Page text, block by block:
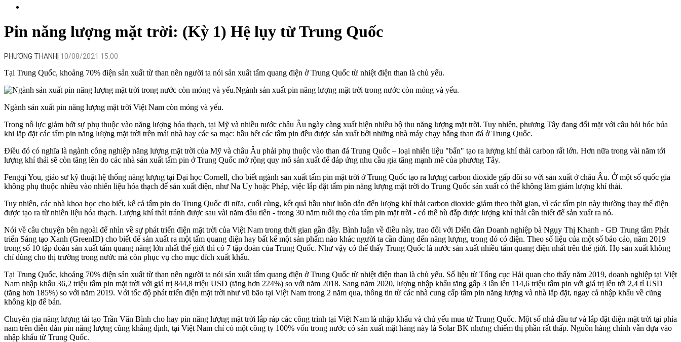
Pin năng lượng mặt trời: (Kỳ 1) Hệ lụy từ Trung Quốc
PHƯƠNG THANH 10/08/2021 15:00
Tại Trung Quốc, khoảng 70% điện sản xuất từ than nên người ta nói sản xuất tấm quang điện ở Trung Quốc từ nhiệt điện than là chủ yếu.
Ngành sản xuất pin năng lượng mặt trời Việt Nam còn mỏng và yếu.
Trong nỗ lực giảm bớt sự phụ thuộc vào năng lượng hóa thạch, tại Mỹ và nhiều nước châu Âu ngày càng xuất hiện nhiều bộ thu năng lượng mặt trời. Tuy nhiên, phương Tây đang đối mặt với câu hỏi hóc búa
khi lắp đặt các tấm pin năng lượng mặt trời trên mái nhà hay các sa mạc: hầu hết các tấm pin đều được sản xuất bởi những nhà máy chạy bằng than đá ở Trung Quốc.
Điều đó có nghĩa là ngành công nghiệp năng lượng mặt trời của Mỹ và châu Âu phải phụ thuộc vào than đá Trung Quốc – loại nhiên liệu "bẩn" tạo ra lượng khí thải carbon rất lớn. Hơn nữa trong vài năm tới
lượng khí thải sẽ còn tăng lên do các nhà sản xuất tấm pin ở Trung Quốc mở rộng quy mô sản xuất để đáp ứng nhu cầu gia tăng mạnh mẽ của phương Tây.
Fengqi You, giáo sư kỹ thuật hệ thống năng lượng tại Đại học Cornell, cho biết ngành sản xuất tấm pin mặt trời ở Trung Quốc tạo ra lượng carbon dioxide gấp đôi so với sản xuất ở châu Âu. Ở một số quốc gia
không phụ thuộc nhiều vào nhiên liệu hóa thạch để sản xuất điện, như Na Uy hoặc Pháp, việc lắp đặt tấm pin năng lượng mặt trời do Trung Quốc sản xuất có thể không làm giảm lượng khí thải.
Tuy nhiên, các nhà khoa học cho biết, kể cả tấm pin do Trung Quốc đi nữa, cuối cùng, kết quả hầu như luôn dẫn đến lượng khí thải carbon dioxide giảm theo thời gian, vì các tấm pin này thường thay thế điện
được tạo ra từ nhiên liệu hóa thạch. Lượng khí thải tránh được sau vài năm đầu tiên - trong 30 năm tuổi thọ của tấm pin mặt trời - có thể bù đắp được lượng khí thải cần thiết để sản xuất ra nó.
Nói về câu chuyện bên ngoài để nhìn về sự phát triển điện mặt trời của Việt Nam trong thời gian gần đây. Bình luận về điều này, trao đổi với Diễn đàn Doanh nghiệp bà Ngụy Thị Khanh - GĐ Trung tâm Phát
triển Sáng tạo Xanh (GreenID) cho biết để sản xuất ra một tấm quang điện hay bất kể một sản phẩm nào khác người ta cần dùng đến năng lượng, trong đó có điện. Theo số liệu của một số báo cáo, năm 2019
trong số 10 tập đoàn sản xuất tấm quang năng lớn nhất thế giới thì có 7 tập đoàn của Trung Quốc. Như vậy có thể thấy Trung Quốc là nước sản xuất nhiều tấm quang điện nhất trên thế giới. Họ sản xuất không
chỉ dùng cho thị trường trong nước mà còn phục vụ cho mục đích xuất khẩu.
Tại Trung Quốc, khoảng 70% điện sản xuất từ than nên người ta nói sản xuất tấm quang điện ở Trung Quốc từ nhiệt điện than là chủ yếu. Số liệu từ Tổng cục Hải quan cho thấy năm 2019, doanh nghiệp tại Việt
Nam nhập khẩu 36,2 triệu tấm pin mặt trời với giá trị 844,8 triệu USD (tăng hơn 224%) so với năm 2018. Sang năm 2020, lượng nhập khẩu tăng gấp 3 lần lên 114,6 triệu tấm pin với giá trị lên tới 2,4 tỉ USD
(tăng hơn 185%) so với năm 2019. Với tốc độ phát triển điện mặt trời như vũ bão tại Việt Nam trong 2 năm qua, thông tin từ các nhà cung cấp tấm pin năng lượng và nhà lắp đặt, ngay cả nhập khẩu về cũng
không kịp để bán.
Chuyên gia năng lượng tái tạo Trần Văn Bình cho hay pin năng lượng mặt trời lắp ráp các công trình tại Việt Nam là nhập khẩu và chủ yếu mua từ Trung Quốc. Một số nhà đầu tư và lắp đặt điện mặt trời tại phía
nam trên diễn đàn pin năng lượng cũng khẳng định, tại Việt Nam chỉ có một công ty 100% vốn trong nước có sản xuất mặt hàng này là Solar BK nhưng chiếm thị phần rất thấp. Nguồn hàng chính vẫn dựa vào
nhập khẩu từ Trung Quốc.